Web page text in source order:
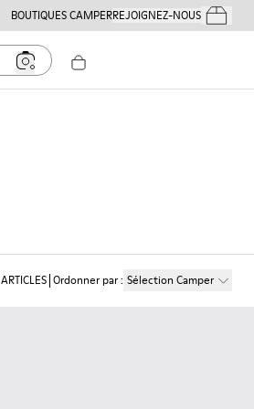
BOUTIQUES CAMPERREJOIGNEZ-NOUSMes
ARTICLES Ordonner par: Sélection Camper